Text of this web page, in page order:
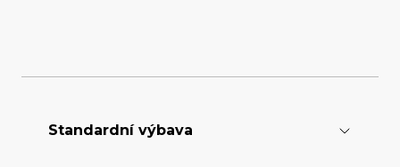
Standardní výbava